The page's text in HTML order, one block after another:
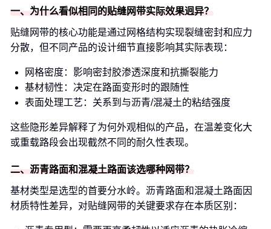
一、为什么看似相同的贴缝网带实际效果迥异？
贴缝网带的核心功能是通过网格结构实现裂缝密封和应力
分散，但不同产品的设计细节直接影响其实际表现：
网格密度：影响密封胶渗透深度和抗撕裂能力
基材韧性：决定在路面变形时的跟随性
表面处理工艺：关系到与沥青/混凝土的粘结强度
这些隐形差异解释了为何外观相似的产品，在温差变化大
或重载路段会出现截然不同的耐久性表现。
二、沥青路面和混凝土路面该选哪种网带？
基材类型是选型的首要分水岭。沥青路面和混凝土路面因
材质特性差异，对贴缝网带的关键要求存在本质区别：